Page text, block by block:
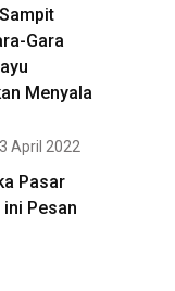
Gara
Menyala
April 2022
Pasar
ini Pesan